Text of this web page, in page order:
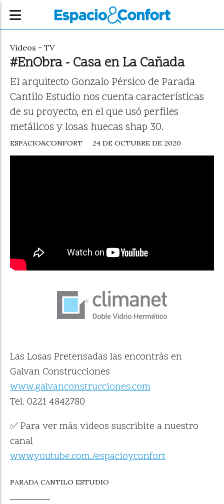
#EnObra - Casa en La Cañada
El arquitecto Gonzalo Pérsico de Parada
Cantilo Estudio nos cuenta características
de su proyecto, en el que usó perfiles
metálicos y losas huecas shap 30.
Videos - TV
24 DE OCTUBRE DE 2020
ESPACIO&CONFORT
Las Losas Pretensadas las encontrás en
Galvan Construcciones
www.galvanconstrucciones.com
Tel. 0221 4842780
✅ Para ver más videos suscribite a nuestro
canal
www.youtube.com./espacioyconfort
PARADA CANTILO ESTUDIO